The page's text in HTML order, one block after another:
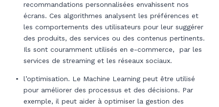
recommandations personnalisées envahissent nos
écrans. Ces algorithmes analysent les préférences et
les comportements des utilisateurs pour leur suggérer
des produits, des services ou des contenus pertinents.
Ils sont couramment utilisés en e-commerce, par les
services de streaming et les réseaux sociaux.
l’optimisation. Le Machine Learning peut être utilisé
pour améliorer des processus et des décisions. Par
exemple, il peut aider à optimiser la gestion des